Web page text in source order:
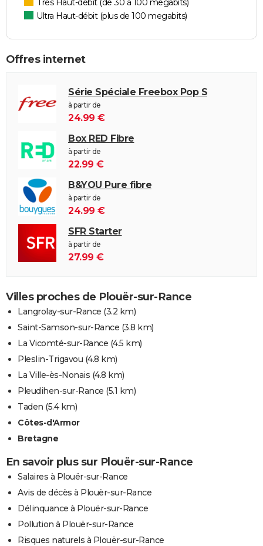
Très Haut-débit (de 30 à 100 megabits)
Ultra Haut-débit (plus de 100 megabits)
Offres internet
Série Spéciale Freebox Pop S
à partir de
24.99 €
Box RED Fibre
à partir de
22.99 €
B&YOU Pure fibre
à partir de
24.99 €
SFR Starter
à partir de
27.99 €
Villes proches de Plouër-sur-Rance
Langrolay-sur-Rance (3.2 km)
Saint-Samson-sur-Rance (3.8 km)
La Vicomté-sur-Rance (4.5 km)
Pleslin-Trigavou (4.8 km)
La Ville-ès-Nonais (4.8 km)
Pleudihen-sur-Rance (5.1 km)
Taden (5.4 km)
Côtes-d'Armor
Bretagne
En savoir plus sur Plouër-sur-Rance
Salaires à Plouër-sur-Rance
Avis de décès à Plouër-sur-Rance
Délinquance à Plouër-sur-Rance
Pollution à Plouër-sur-Rance
Risques naturels à Plouër-sur-Rance